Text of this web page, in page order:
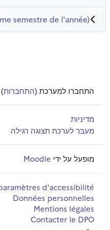
semestre de l'année)
התחברו למערכת (התחברות)
מדיניות
מעבר לערכת תצוגה רגילה
מופעל על ידי Moodle
d'accessibilité
Données personnelles
Mentions légales
Contacter le DPO